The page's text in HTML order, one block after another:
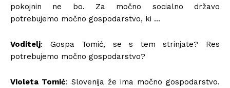
pokojnin ne bo. Za močno socialno državo
potrebujemo močno gospodarstvo, ki …
Voditelj: Gospa Tomić, se s tem strinjate? Res
potrebujemo močno gospodarstvo?
Violeta Tomić: Slovenija že ima močno gospodarstvo.